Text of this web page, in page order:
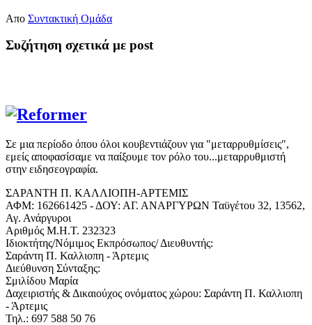
Απο Συντακτική Ομάδα
Συζήτηση σχετικά με post
Σε μια περίοδο όπου όλοι κουβεντιάζουν για "μεταρρυθμίσεις",
εμείς αποφασίσαμε να παίξουμε τον ρόλο του...μεταρρυθμιστή
στην ειδησεογραφία.
ΣΑΡΑΝΤΗ Π. ΚΑΛΛΙΟΠΗ-ΑΡΤΕΜΙΣ
ΑΦΜ: 162661425 - ΔΟΥ: ΑΓ. ΑΝΑΡΓΥΡΩΝ Ταϋγέτου 32, 13562,
Αγ. Ανάργυροι
Αριθμός Μ.Η.Τ. 232323
Ιδιοκτήτης/Νόμιμος Εκπρόσωπος/ Διευθυντής:
Σαράντη Π. Καλλιοπη - Άρτεμις
Διεύθυνση Σύνταξης:
Σμιλίδου Μαρία
Δαχειριστής & Δικαιούχος ονόματος χώρου: Σαράντη Π. Καλλιοπη
- Άρτεμις
Τηλ.: 697 588 50 76